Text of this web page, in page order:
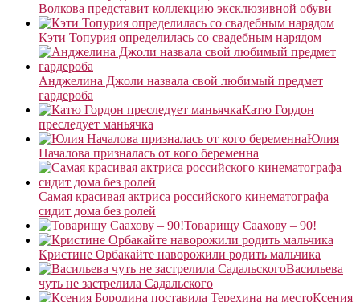
Волкова представит коллекцию эксклюзивной обуви
Кэти Топурия определилась со свадебным нарядом
Анджелина Джоли назвала свой любимый предмет
гардероба
Катю Гордон
преследует маньячка
Юлия
Началова призналась от кого беременна
Самая красивая актриса российского кинематографа
сидит дома без ролей
Товарищу Саахову – 90!
Кристине Орбакайте наворожили родить мальчика
Васильева
чуть не застрелила Садальского
Ксения